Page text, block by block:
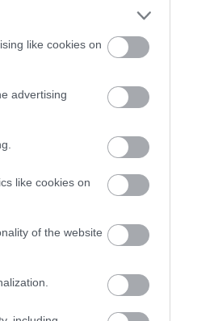
like cookies on
advertising
like cookies on
of the website
KÁNIKULA
DE MÉG
“CSAK”
ÉRVÉNYBEN
A július vége óta
mérséklik, de a